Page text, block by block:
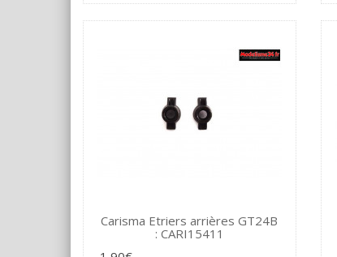
Carisma Etriers arrières GT24B
: CARI15411